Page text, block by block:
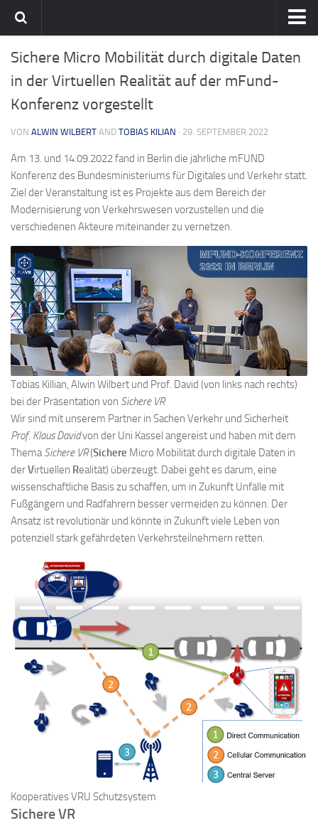
Home
flavia-it.de
Sichere Micro Mobilität durch digitale Daten
in der Virtuellen Realität auf der mFund-
Konferenz vorgestellt
VON ALWIN WILBERT AND TOBIAS KILIAN · 29. SEPTEMBER 2022
Am 13. und 14.09.2022 fand in Berlin die jährliche mFUND
Konferenz des Bundesministeriums für Digitales und Verkehr statt.
Ziel der Veranstaltung ist es Projekte aus dem Bereich der
Modernisierung von Verkehrswesen vorzustellen und die
verschiedenen Akteure miteinander zu vernetzen.
Tobias Killian, Alwin Wilbert und Prof. David (von links nach rechts)
bei der Präsentation von Sichere VR
Wir sind mit unserem Partner in Sachen Verkehr und Sicherheit
Prof. Klaus Davidvon der Uni Kassel angereist und haben mit dem
ThemaSichere VR(Sichere Micro Mobilität durch digitale Daten in
derVirtuellen Realität) überzeugt. Dabei geht es darum, eine
wissenschaftliche Basis zu schaffen, um in Zukunft Unfälle mit
Fußgängern und Radfahrern besser vermeiden zu können. Der
Ansatz ist revolutionär und könnte in Zukunft viele Leben von
potenziell stark gefährdeten Verkehrsteilnehmern retten.
Kooperatives VRU Schutzsystem
Sichere VR